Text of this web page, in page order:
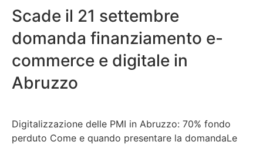
Scade il 21 settembre
domanda finanziamento e-
commerce e digitale in
Abruzzo
Digitalizzazione delle PMI in Abruzzo: 70% fondo
perduto Come e quando presentare la domandaLe